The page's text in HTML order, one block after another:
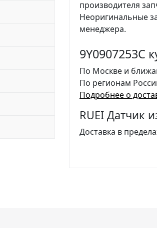
производителя
Неоригинальные
менеджера.
9Y0907253C
По Москве и
По регионам
Подробнее о
RUEI Датчик
Доставка в